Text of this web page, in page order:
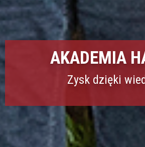
AKADEMIA
Zysk dzięki